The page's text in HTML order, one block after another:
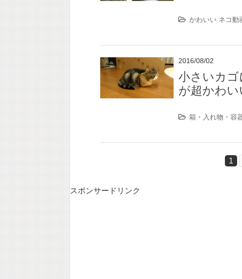
かわいい ネコ動
2016/08/02
小さいカゴ
が超かわい
箱・入れ物・容
1
スポンサードリンク